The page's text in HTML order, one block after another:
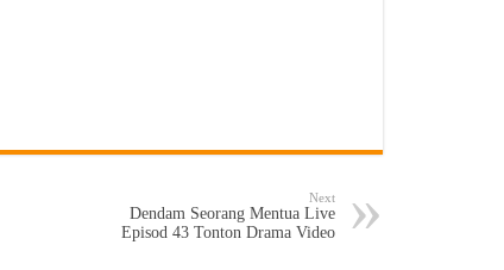
Next
Dendam Seorang Mentua Live
Episod 43 Tonton Drama Video